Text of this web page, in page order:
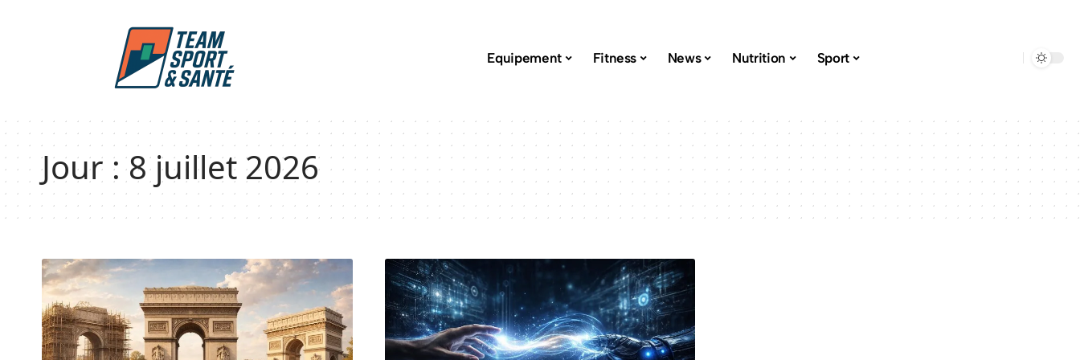
Equipement Fitness News Nutrition Sport
Jour :8 juillet 2026